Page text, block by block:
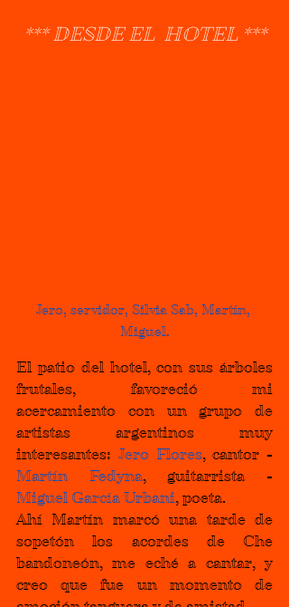
*** DESDE EL  HOTEL ***
Jero, servidor, Silvia Sab, Martín,
Miguel.
El patio del hotel, con sus árboles
frutales, favoreció mi
acercamiento con un grupo de
artistas argentinos muy
interesantes: Jero Flores
Martín Fedyna
Miguel García Urbani, poeta.
Ahí Martín marcó una tarde de
sopetón los acordes de Che
bandoneón, me eché a cantar, y
creo que fue un momento de